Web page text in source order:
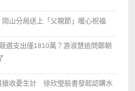
山分局送上「父親節」暖心祝福
選支出僅1810萬？游淑慧追問鄭朝
收憂生計 徐欣瑩臉書發起認購水